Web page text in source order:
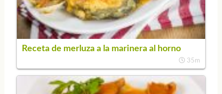
Receta de merluza a la marinera al horno
35m